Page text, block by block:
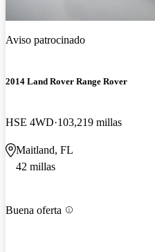
Aviso patrocinado
2014 Land Rover Range Rover
HSE 4WD 103,219 millas
Maitland, FL
42 millas
Buena oferta